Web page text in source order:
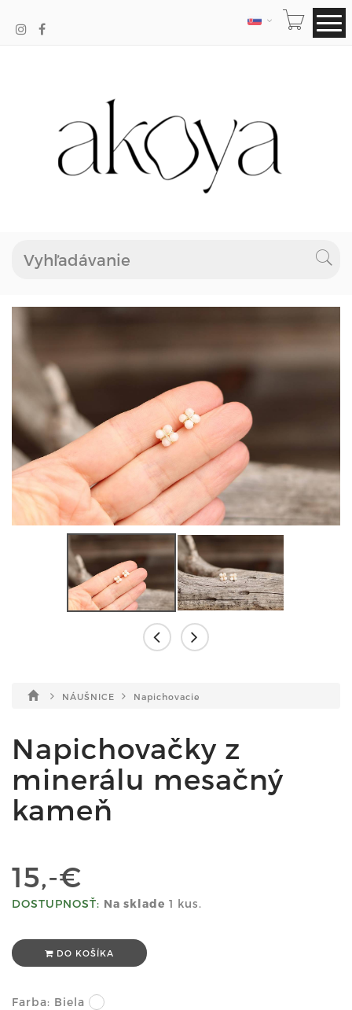
JAZYK
NÁUŠNICE Napichovacie
Napichovačky z
minerálu mesačný
kameň
15,-€
DOSTUPNOSŤ: Na sklade 1 kus.
DO KOŠÍKA
Farba: Biela